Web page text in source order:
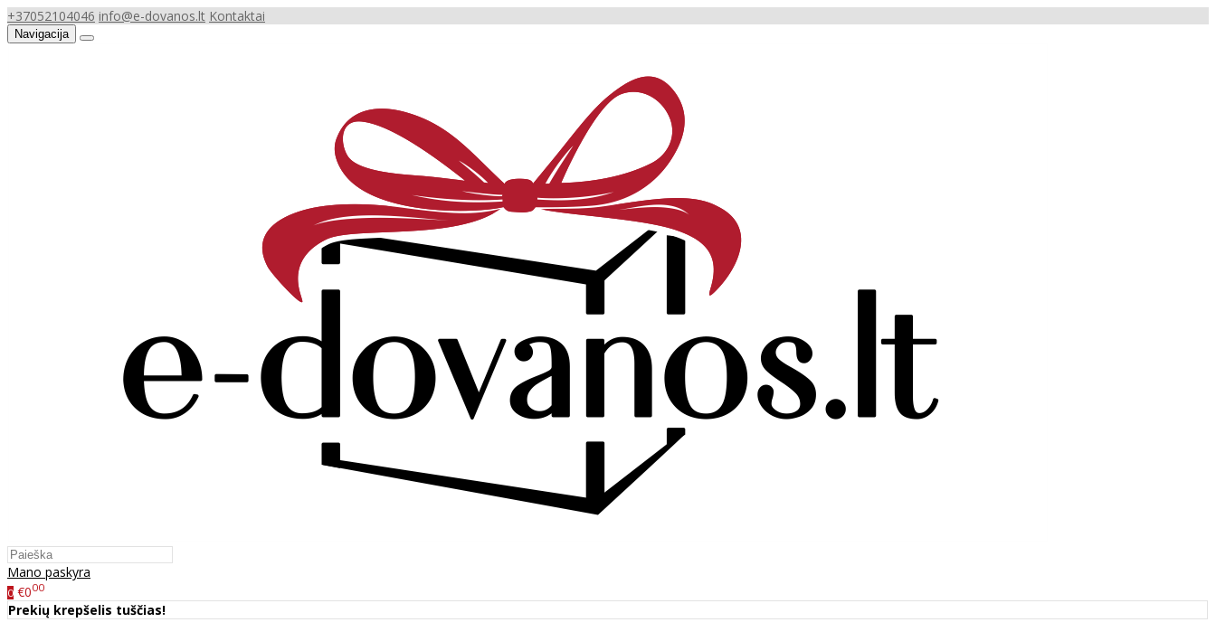
+37052104046 info@e-dovanos.lt Kontaktai
Navigacija
Mano paskyra
0 €000
Prekių krepšelis tuščias!